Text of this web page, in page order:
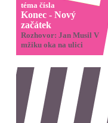
téma čísla
Konec - Nový
začátek
Rozhovor: Jan Musil V
mžiku oka na ulici